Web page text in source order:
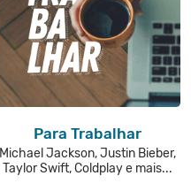
Para Trabalhar
Michael Jackson, Justin Bieber,
Taylor Swift, Coldplay e mais...